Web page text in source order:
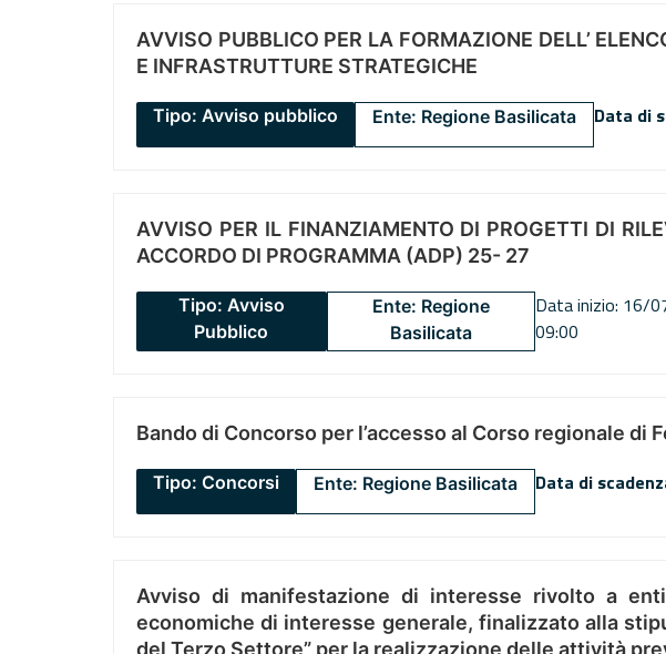
AVVISO PUBBLICO PER LA FORMAZIONE DELL’
E INFRASTRUTTURE STRATEGICHE
Tipo: Avviso pubblico Ente: Regione Basilicata Data di
AVVISO PER IL FINANZIAMENTO DI PROGETTI DI
ACCORDO DI PROGRAMMA (ADP) 25- 27
Tipo: Avviso
Pubblico
Ente: Regione
Basilicata
Data inizio: 16/
09:00
Bando di Concorso per l’accesso al Corso regionale
Tipo: Concorsi Ente: Regione Basilicata Data di
Avviso di manifestazione di interesse rivolto a
economiche di interesse generale, finalizzato alla
del Terzo Settore” per la realizzazione delle attività